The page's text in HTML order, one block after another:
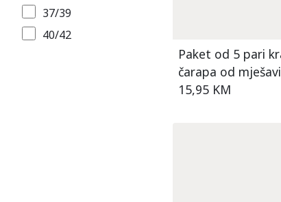
37/39
40/42
Paket od 5 pari
čarapa od
pamuka za dječake
15,95 KM